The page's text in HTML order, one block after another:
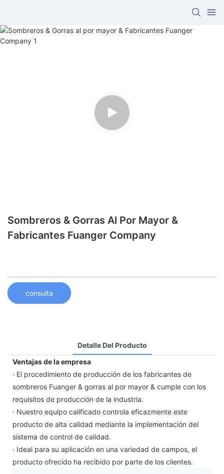
Sombreros & Gorras Al Por Mayor &
Fabricantes Fuanger Company
consulta
Detalle Del Producto
Ventajas de la empresa
· El procedimiento de producción de los fabricantes de
sombreros Fuanger & gorras al por mayor & cumple con los
requisitos de producción de la industria.
· Nuestro equipo calificado controla eficazmente este
producto de alta calidad mediante la implementación del
sistema de control de calidad.
· Ideal para su aplicación en una variedad de campos, el
producto ofrecido ha recibido por parte de los clientes.